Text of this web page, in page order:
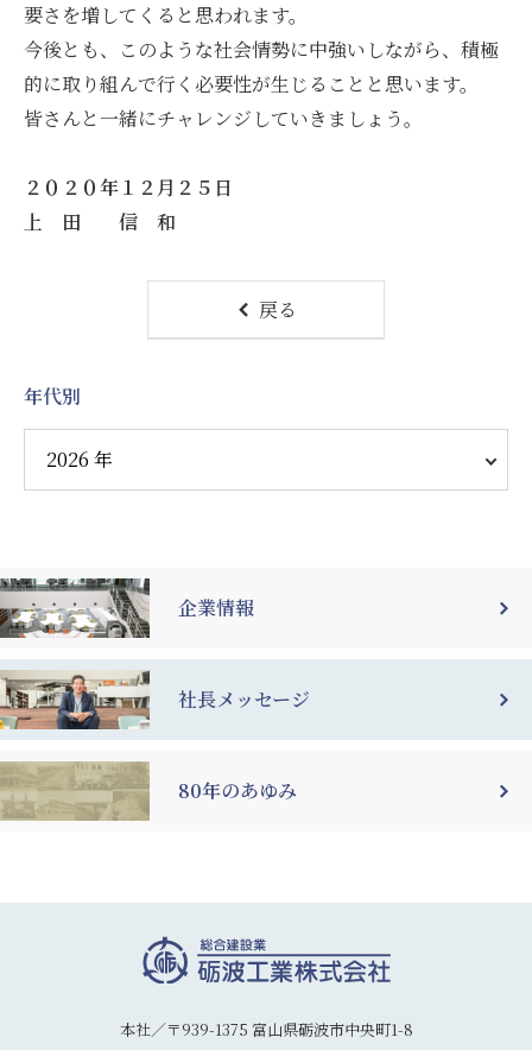
要さを増してくると思われます。
今後とも、このような社会情勢に中強いしながら、積極
的に取り組んで行く必要性が生じることと思います。
皆さんと一緒にチャレンジしていきましょう。
２０２０年１２月２５日
上 田 信 和
戻る
年代別
企業情報
社長メッセージ
80年のあゆみ
本社／〒939-1375 富山県砺波市中央町1-8